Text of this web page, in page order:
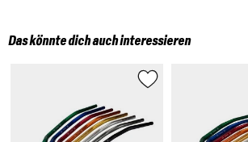
Das könnte dich auch interessieren